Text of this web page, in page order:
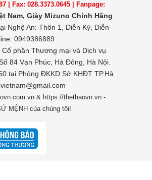
| Fax: 028.3373.0645 | Fanpage:
Nam, Giày Mizuno Chính Hãng
Nghệ An: Thôn 1, Diễn Kỷ, Diễn
0949386889
Cổ phần Thương mại và Dịch vụ
84 Vạn Phúc, Hà Đông, Hà Nội.
tại Phòng ĐKKD Sở KHĐT TP.Hà
& https://thethaovn.vn -
MỆNH của chúng tôi!